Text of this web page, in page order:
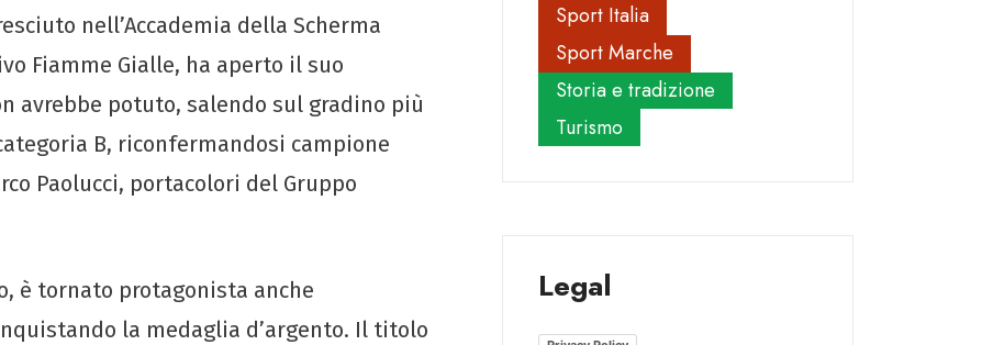
nell’Accademia della Scherma
Fiamme Gialle, ha aperto il suo
avrebbe potuto, salendo sul gradino più
B, riconfermandosi campione
Paolucci, portacolori del Gruppo
è tornato protagonista anche
la medaglia d’argento. Il titolo
Sport Italia
Sport Marche
Storia e tradizione
Turismo
Legal